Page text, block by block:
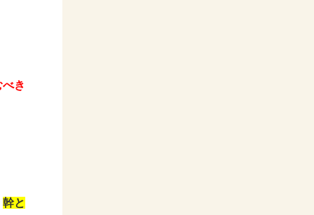
べき
幹と